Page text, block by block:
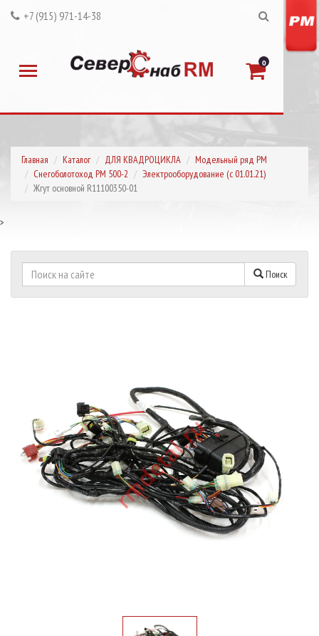
+7 (915) 971-14-38
0
Главная Каталог ДЛЯ КВАДРОЦИКЛА
Модельный ряд РМ
Снегоболотоход РМ 500-2
Электрооборудование (с 01.01.21)
Жгут основной R11100350-01
>
Поиск